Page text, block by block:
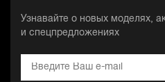
Узнавайте о новых моделях,
и спецпредложениях